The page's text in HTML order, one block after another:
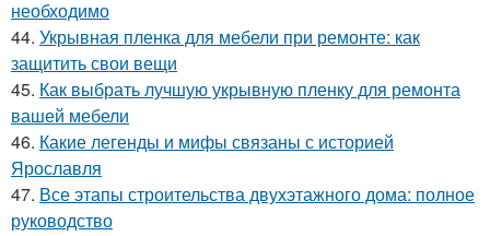
необходимо
44. Укрывная пленка для мебели при ремонте: как
защитить свои вещи
45. Как выбрать лучшую укрывную пленку для ремонта
вашей мебели
46. Какие легенды и мифы связаны с историей
Ярославля
47. Все этапы строительства двухэтажного дома: полное
руководство